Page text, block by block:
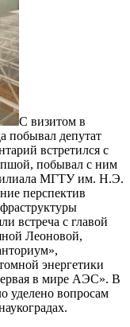
С визитом в
побывал депутат
встретился с
побывал с ним
МГТУ им. Н.Э.
перспектив
встреча с главой
Леоновой,
энергетики
в мире АЭС». В
уделено вопросам